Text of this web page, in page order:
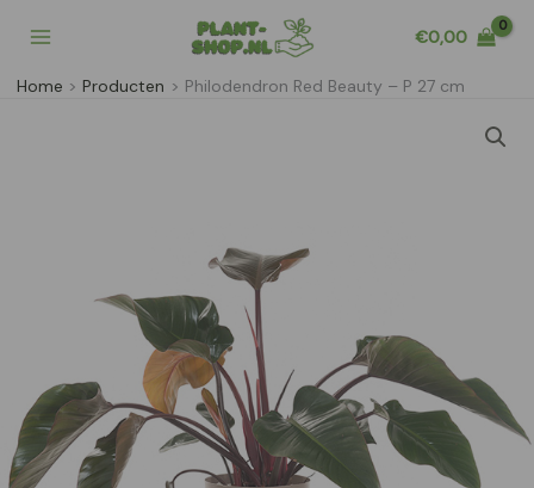
naar
inhoud
€0,00
Home Producten Philodendron Red Beauty – P 27 cm